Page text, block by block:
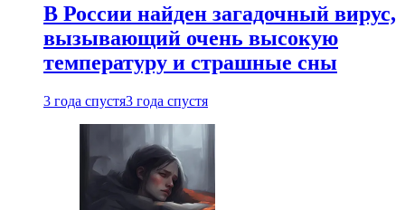
В России найден загадочный вирус,
вызывающий очень высокую
температуру и страшные сны
3 года спустя3 года спустя